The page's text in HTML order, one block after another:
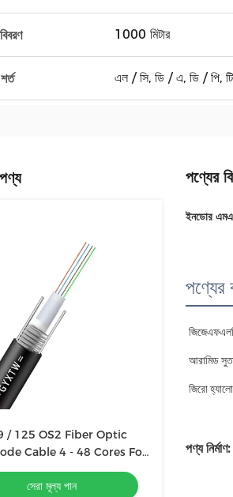
1000 মিটার
এল / সি, ডি / এ, ডি / পি, টি /
/ 125 OS2 Fiber Optic
Cable 4 - 48 Cores For
সেরা মূল্য পান
পণ্যের
ইনডোর
পণ্যের
আরামিড
জিরো
পণ্য নির্মাণ: